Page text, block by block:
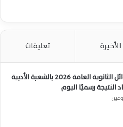
الأخيرة تعليقات
أسماء أوائل الثانوية العامة 2026 بالشعبة الأدبية
النتيجة رسميًا اليوم